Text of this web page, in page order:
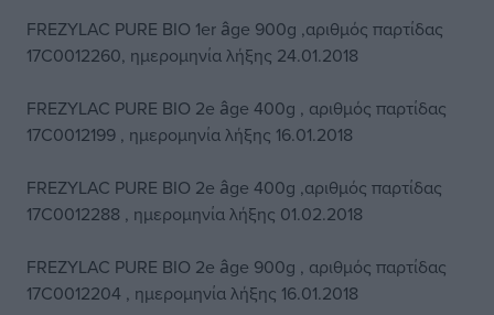
FREZYLAC PURE BIO 1er âge 900g ,αριθμός παρτίδας
17C0012260, ημερομηνία λήξης 24.01.2018
FREZYLAC PURE BIO 2e âge 400g , αριθμός παρτίδας
17C0012199 , ημερομηνία λήξης 16.01.2018
FREZYLAC PURE BIO 2e âge 400g ,αριθμός παρτίδας
17C0012288 , ημερομηνία λήξης 01.02.2018
FREZYLAC PURE BIO 2e âge 900g , αριθμός παρτίδας
17C0012204 , ημερομηνία λήξης 16.01.2018